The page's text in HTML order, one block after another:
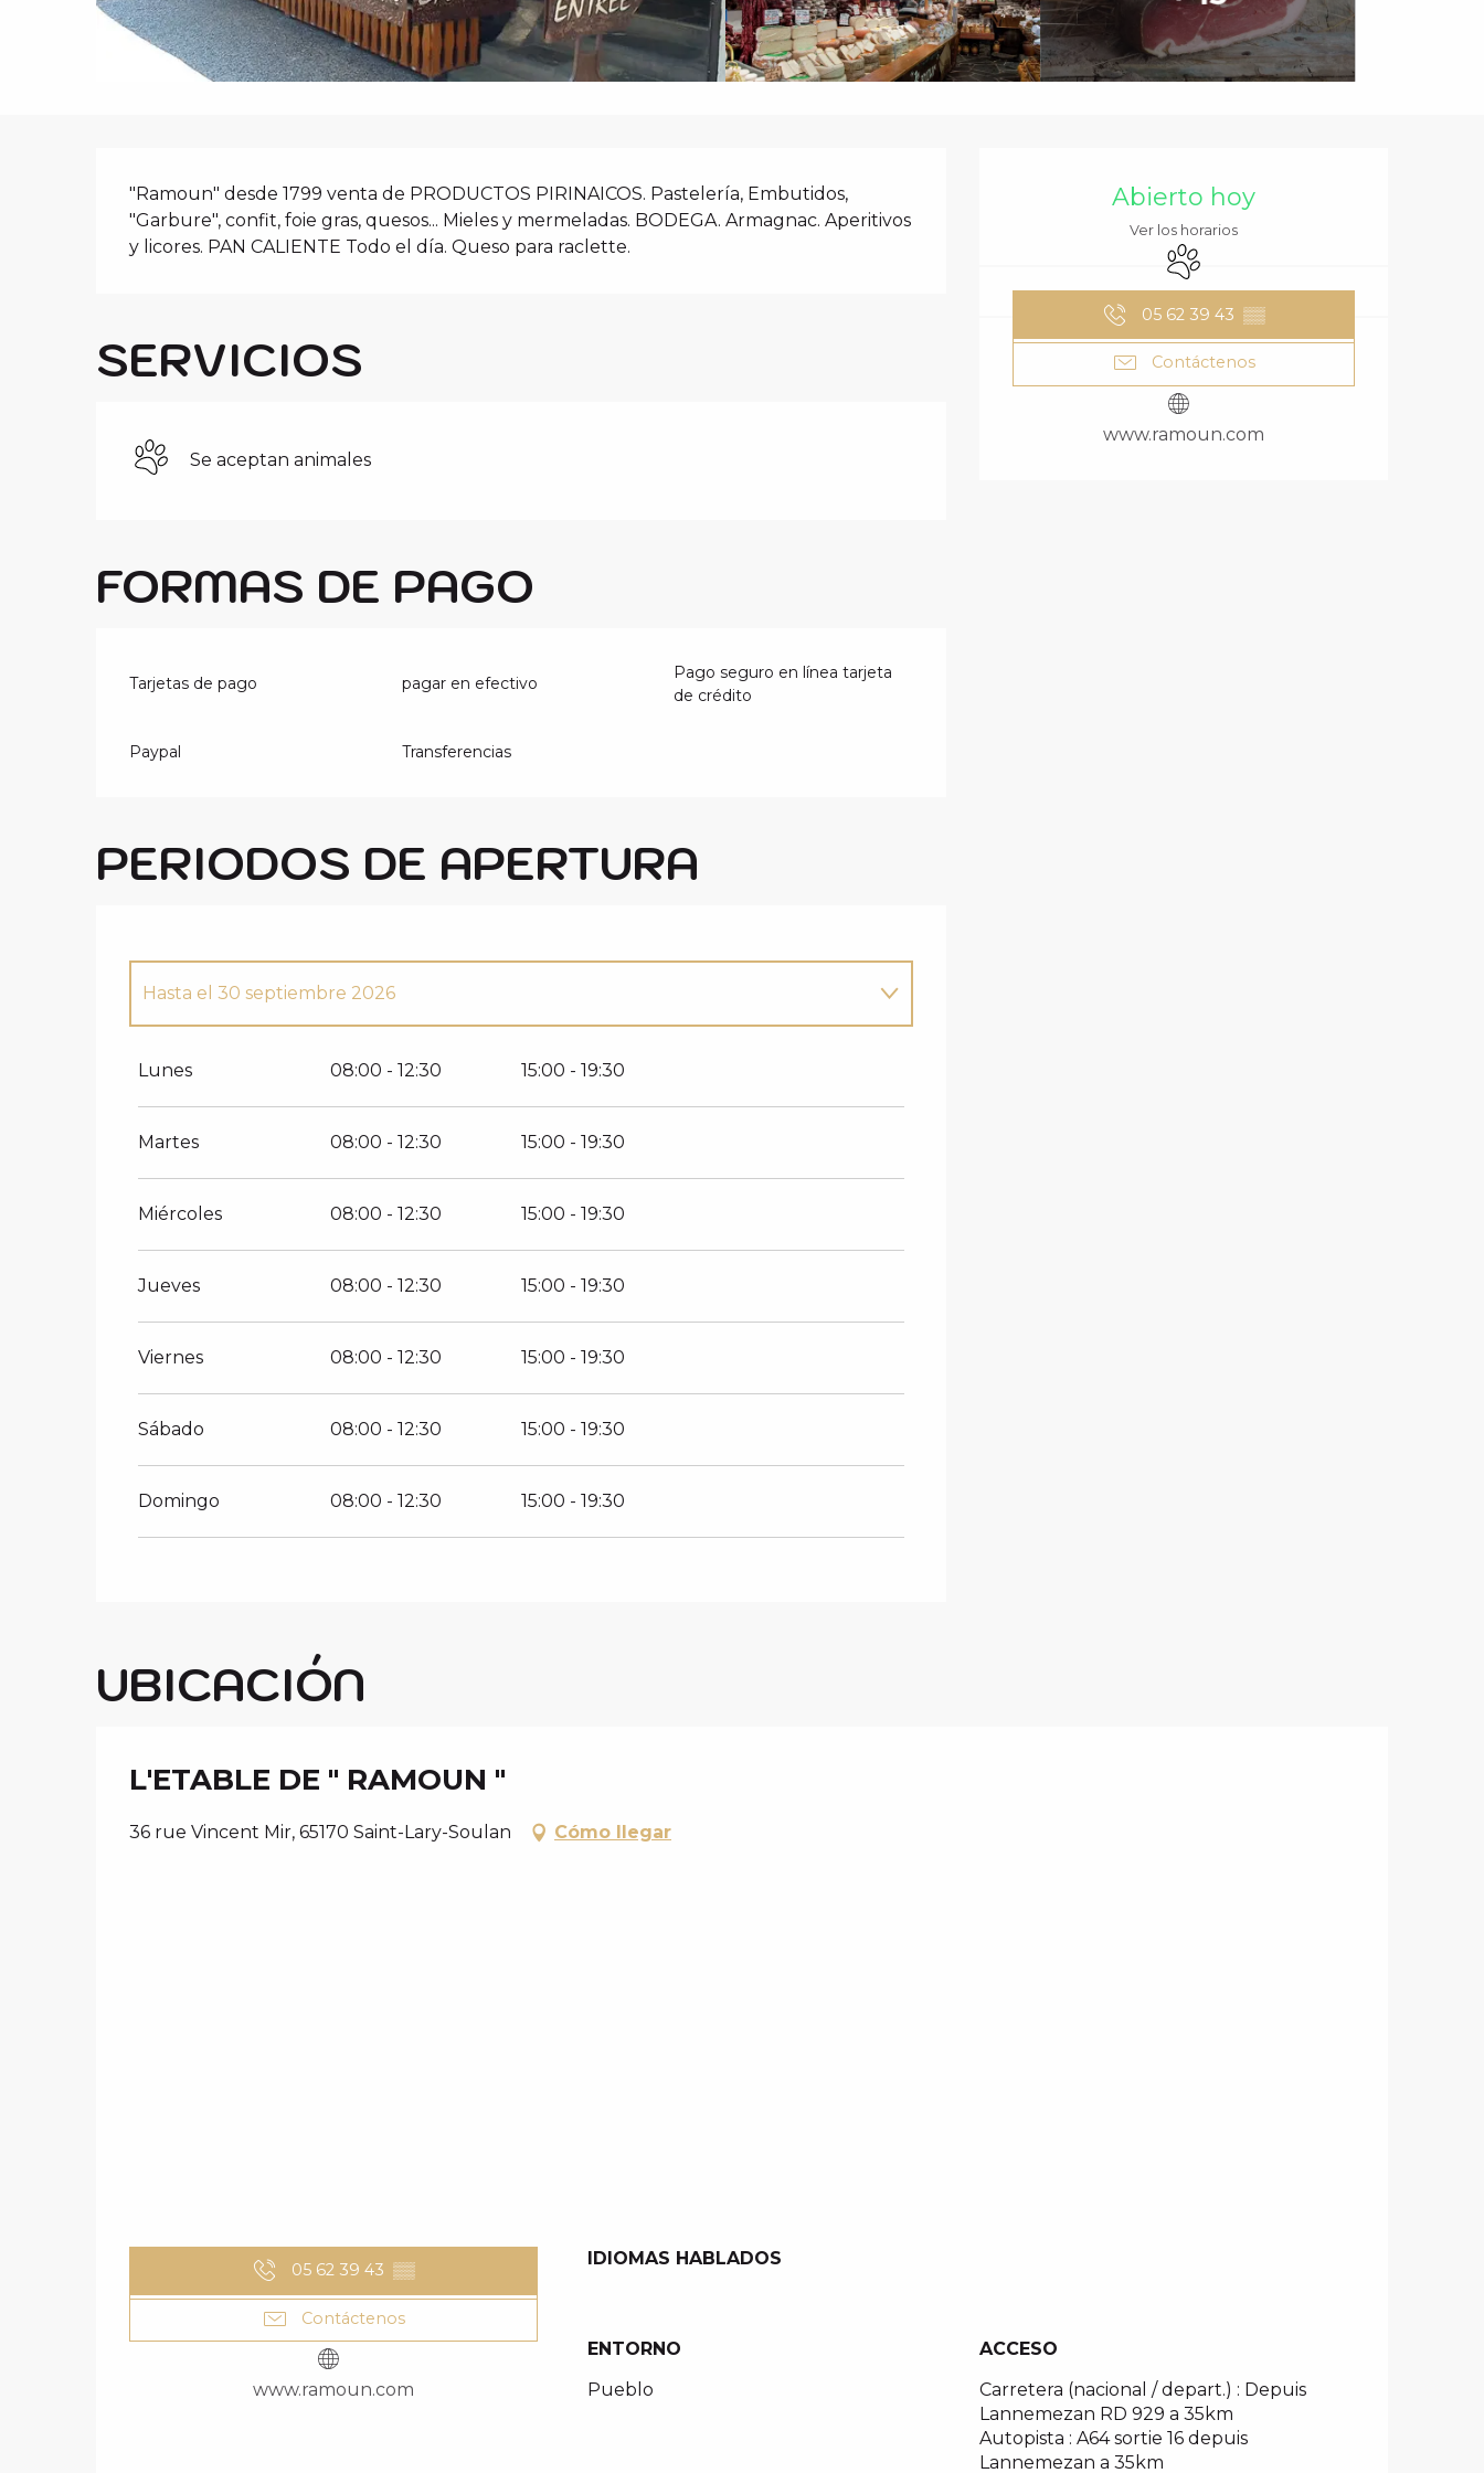
HORARIOS Y
Abierto hoy
Ver los horarios
Se aceptan animales
05 62 39 43 ▒▒
Contáctenos
www.ramoun.com
DESCRIPCIÓN
"Ramoun" desde 1799 venta de PRODUCTOS PIRINAICOS. Pastelería, Embutidos,
"Garbure", confit, foie gras, quesos... Mieles y mermeladas. BODEGA. Armagnac. Aperitivos
y licores. PAN CALIENTE Todo el día. Queso para raclette.
SERVICIOS
Se aceptan animales
FORMAS DE PAGO
Tarjetas de pago pagar en efectivo
Pago seguro en línea tarjeta
de crédito
Paypal Transferencias
PERIODOS DE APERTURA
Hasta el 30 septiembre 2026
Lunes 08:00 - 12:30 15:00 - 19:30
Martes 08:00 - 12:30 15:00 - 19:30
Miércoles 08:00 - 12:30 15:00 - 19:30
Jueves 08:00 - 12:30 15:00 - 19:30
Viernes 08:00 - 12:30 15:00 - 19:30
Sábado 08:00 - 12:30 15:00 - 19:30
Domingo 08:00 - 12:30 15:00 - 19:30
UBICACIÓN
L'ETABLE DE " RAMOUN "
36 rue Vincent Mir, 65170 Saint-Lary-Soulan Cómo llegar
05 62 39 43 ▒▒
Contáctenos
www.ramoun.com
IDIOMAS HABLADOS
IDIOMAS HABLADOS
ENTORNO
ENTORNO
Pueblo
ACCESO
ACCESO
Carretera (nacional / depart.) : Depuis
Lannemezan RD 929 a 35km
Autopista : A64 sortie 16 depuis
Lannemezan a 35km